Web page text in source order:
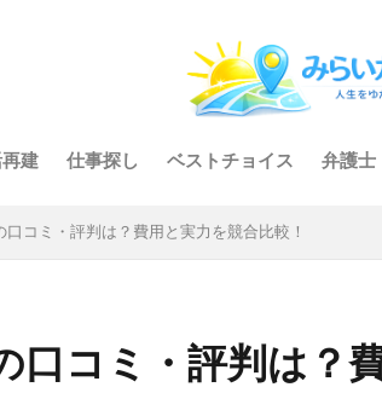
建 仕事探し ベストチョイス 弁護士
コミ・評判は？費用と実力を競合比較！
口コミ・評判は？